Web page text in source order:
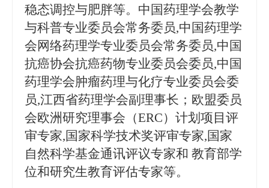
稳态调控与肥胖等。 中国药理学会教学
与科普专业委员会常务委员,中国药理学
会网络药理学专业委员会常务委员,中国
抗癌协会抗癌药物专业委员会委员,中国
药理学会肿瘤药理与化疗专业委员会委
员,江西省药理学会副理事长 ； 欧盟委员
会欧洲研究理事会（ERC）计划项目评
审专家,国家科学技术奖评审专家,国家
自然科学基金通讯评议专家和 教育部学
位和研究生教育评估专家等。